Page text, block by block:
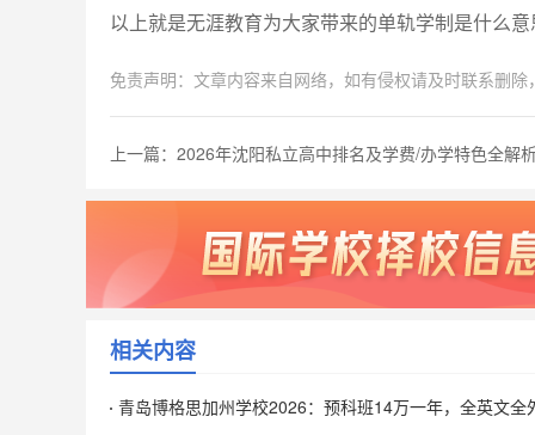
以上就是无涯教育为大家带来的单轨学制是什么
免责声明：文章内容来自网络，如有侵权请及时联系删
上一篇： 2026年沈阳私立高中排名及学费/办学特色全解
相关内容
青岛博格思加州学校2026：预科班14万一年，全英文全